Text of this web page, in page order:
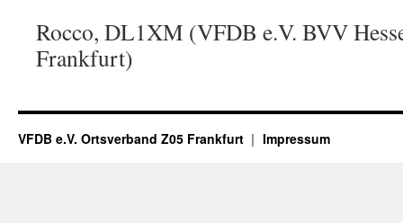
Rocco, DL1XM (VFDB e.V. BVV
Frankfurt)
VFDB e.V. Ortsverband Z05 Frankfurt Impressum